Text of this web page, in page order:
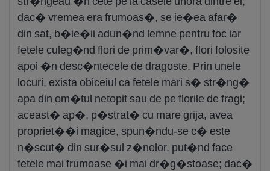
dac� vremea era frumoas�, se ie�ea afar�
din sat, b�ie�ii adun�nd lemne pentru foc iar
fetele culeg�nd flori de prim�var�, flori folosite
apoi �n desc�ntecele de dragoste. Prin unele
locuri, exista obiceiul ca fetele mari s� str�ng�
apa din om�tul netopit sau de pe florile de fragi;
aceast� ap�, p�strat� cu mare grija, avea
propriet��i magice, spun�ndu-se c� este
n�scut� din sur�sul z�nelor, put�nd face
fetele mai frumoase �i mai dr�g�stoase; dac�